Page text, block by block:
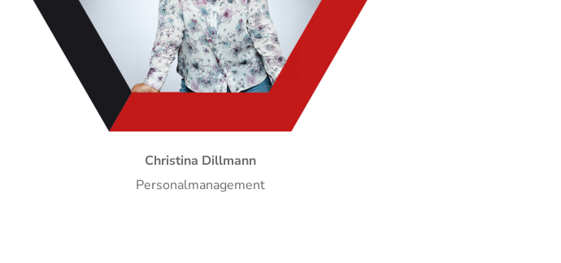
Christina Dillmann
Personalmanagement